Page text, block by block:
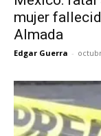
mujer
Almada
Edgar Guerra -